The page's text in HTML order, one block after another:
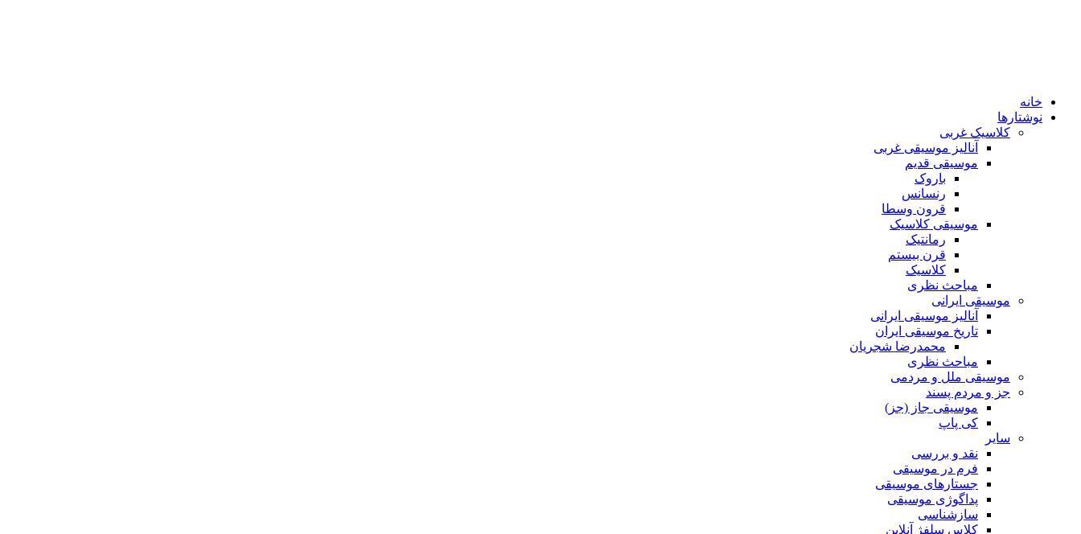
خانه
نوشتارها
کلاسیک غربی
آنالیز موسیقی غربی
موسیقی قدیم
باروک
رنسانس
قرون وسطا
موسیقی کلاسیک
رمانتیک
قرن بیستم
کلاسیک
مباحث نظری
موسیقی ایرانی
آنالیز موسیقی ایرانی
تاریخ موسیقی ایران
محمدرضا شجریان
مباحث نظری
موسیقی ملل و مردمی
جز و مردم پسند
موسیقی جاز (جز)
کی پاپ
سایر
نقد‌ و بررسی
فرم در موسیقی
جستارهای موسیقی
پداگوژی موسیقی
سازشناسی
کلاس سلفژ آنلاین